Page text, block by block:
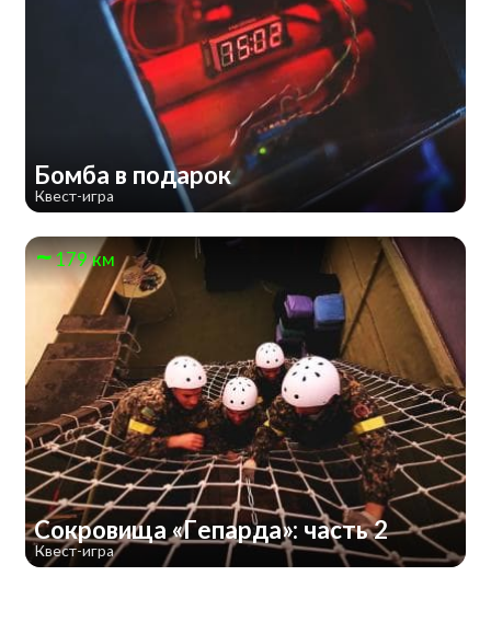
Бомба в подарок
Квест-игра
179 км
Сокровища «Гепарда»: часть 2
Квест-игра